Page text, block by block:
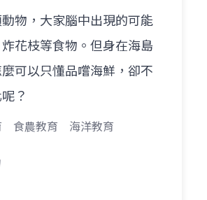
物，大家腦中出現的可能
花枝等食物。但身在海島
可以只懂品嚐海鮮，卻不
？
食農教育 海洋教育